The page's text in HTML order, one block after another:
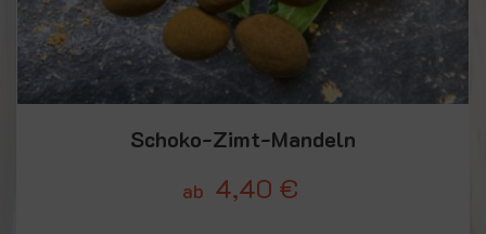
Schoko-Zimt-Mandeln
ab 4,40 €